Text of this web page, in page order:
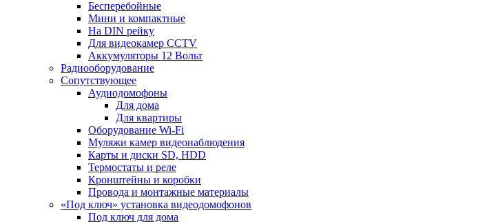
Бесперебойные
Мини и компактные
На DIN рейку
Для видеокамер CCTV
Аккумуляторы 12 Вольт
Радиооборудование
Сопутствующее
Аудиодомофоны
Для дома
Для квартиры
Оборудование Wi-Fi
Муляжи камер видеонаблюдения
Карты и диски SD, HDD
Термостаты и реле
Кронштейны и коробки
Провода и монтажные материалы
«Под ключ» установка видеодомофонов
Под ключ для дома